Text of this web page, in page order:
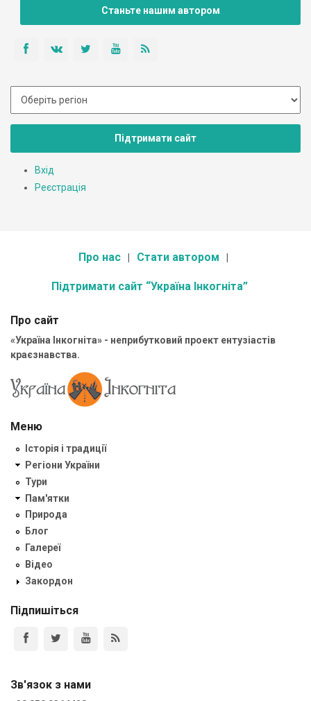
Станьте нашим автором
Підтримати сайт
Вхід
Реєстрація
Про нас Стати автором
Підтримати сайт “Україна Інкогніта”
Про сайт
«Україна Інкогніта» - неприбутковий проект ентузіастів
краєзнавства.
Меню
Історія і традиції
Регіони України
Тури
Пам'ятки
Природа
Блог
Галереї
Відео
Закордон
Підпишіться
Зв'язок з нами